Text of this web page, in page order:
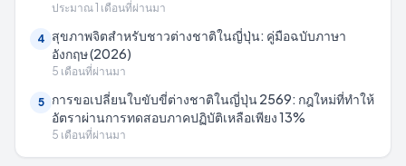
ประมาณ 1 เดือนที่ผ่านมา
4 สุขภาพจิตสำหรับชาวต่างชาติในญี่ปุ่น: คู่มือฉบับภาษา
อังกฤษ (2026)
5 เดือนที่ผ่านมา
5
การขอเปลี่ยนใบขับขี่ต่างชาติในญี่ปุ่น 2569: กฎใหม่ที่ทำให้
อัตราผ่านการทดสอบภาคปฏิบัติเหลือเพียง 13%
5 เดือนที่ผ่านมา